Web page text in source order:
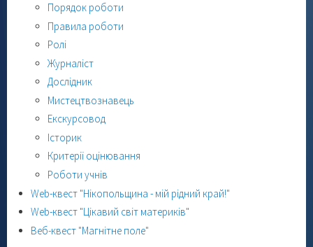
Порядок роботи
Правила роботи
Ролі
Журналіст
Дослідник
Мистецтвознавець
Екскурсовод
Історик
Критерії оцінювання
Роботи учнів
Web-квест "Нікопольщина - мій рідний край!"
Web-квест "Цікавий світ материків"
Веб-квест "Магнітне поле"